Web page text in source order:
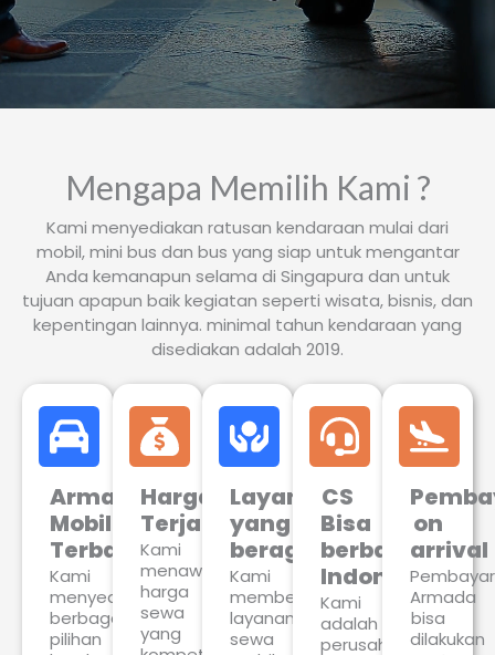
Mengapa Memilih Kami ?
Kami menyediakan ratusan kendaraan mulai dari
mobil, mini bus dan bus yang siap untuk mengantar
Anda kemanapun selama di Singapura dan untuk
tujuan apapun baik kegiatan seperti wisata, bisnis, dan
kepentingan lainnya. minimal tahun kendaraan yang
disediakan adalah 2019.
Armada
Mobil
Terbaru
Kami
menyediakan
berbagai
pilihan
Harga
Terjangkau
Kami
menawarkan
harga
sewa
yang
Layanan
yang
beragam
Kami
memberikan
layanan
sewa
CS
Bisa
berbahasa
Indonesia
Kami
adalah
perusahaan
on
arrival
Armada
bisa
dilakukan